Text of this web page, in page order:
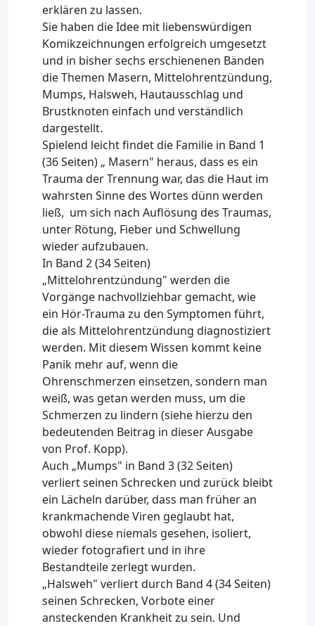
erklären zu lassen.
Sie haben die Idee mit liebenswürdigen
Komikzeichnungen erfolgreich umgesetzt
und in bisher sechs erschienenen Bänden
die Themen Masern, Mittelohrentzündung,
Mumps, Halsweh, Hautausschlag und
Brustknoten einfach und verständlich
dargestellt.
Spielend leicht findet die Familie in Band 1
(36 Seiten) „ Masern" heraus, dass es ein
Trauma der Trennung war, das die Haut im
wahrsten Sinne des Wortes dünn werden
ließ, um sich nach Auflösung des Traumas,
unter Rötung, Fieber und Schwellung
wieder aufzubauen.
In Band 2 (34 Seiten)
„Mittelohrentzündung" werden die
Vorgänge nachvollziehbar gemacht, wie
ein Hör-Trauma zu den Symptomen führt,
die als Mittelohrentzündung diagnostiziert
werden. Mit diesem Wissen kommt keine
Panik mehr auf, wenn die
Ohrenschmerzen einsetzen, sondern man
weiß, was getan werden muss, um die
Schmerzen zu lindern (siehe hierzu den
bedeutenden Beitrag in dieser Ausgabe
von Prof. Kopp).
Auch „Mumps" in Band 3 (32 Seiten)
verliert seinen Schrecken und zurück bleibt
ein Lächeln darüber, dass man früher an
krankmachende Viren geglaubt hat,
obwohl diese niemals gesehen, isoliert,
wieder fotografiert und in ihre
Bestandteile zerlegt wurden.
„Halsweh" verliert durch Band 4 (34 Seiten)
seinen Schrecken, Vorbote einer
ansteckenden Krankheit zu sein. Und